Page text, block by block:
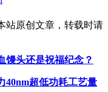
站原创文章，转载时请
馒头还是祝福纪念？
40nm超低功耗工艺量